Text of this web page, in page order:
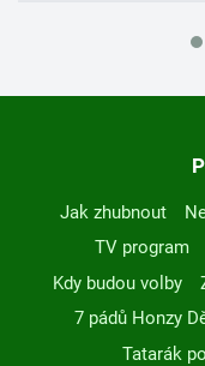
Jak zhubnout
TV program
Kdy budou volby
7 pádů Honzy
Tatarák